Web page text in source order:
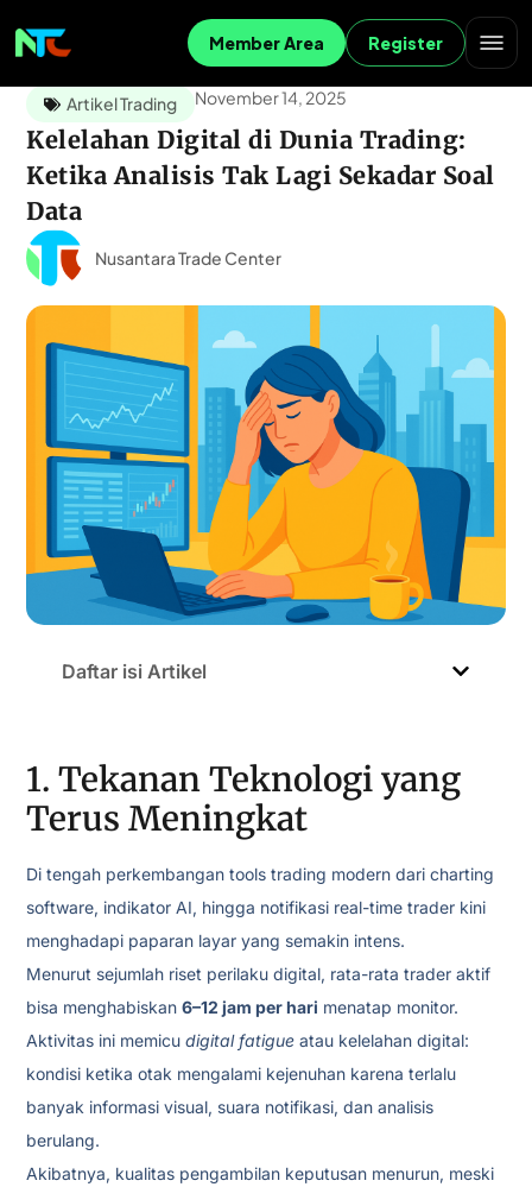
Member Area Register
Artikel Trading November 14, 2025
Kelelahan Digital di Dunia Trading:
Ketika Analisis Tak Lagi Sekadar Soal
Data
Nusantara Trade Center
Daftar isi Artikel
1. Tekanan Teknologi yang
Terus Meningkat
Di tengah perkembangan tools trading modern dari charting
software, indikator AI, hingga notifikasi real-time trader kini
menghadapi paparan layar yang semakin intens.
Menurut sejumlah riset perilaku digital, rata-rata trader aktif
bisa menghabiskan6–12 jam per hari menatap monitor.
Aktivitas ini memicudigital fatigue atau kelelahan digital:
kondisi ketika otak mengalami kejenuhan karena terlalu
banyak informasi visual, suara notifikasi, dan analisis
berulang.
Akibatnya, kualitas pengambilan keputusan menurun, meski